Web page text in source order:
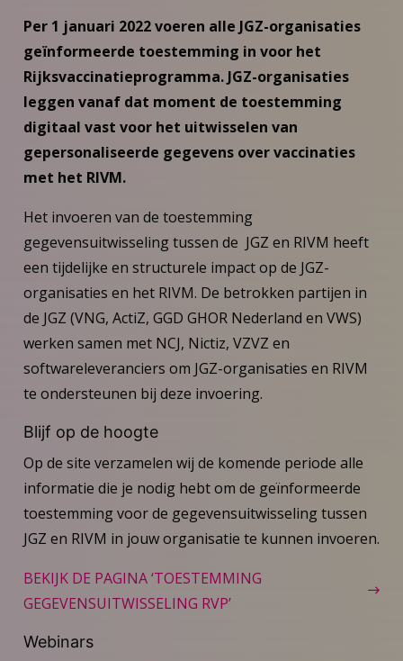
Per 1 januari 2022 voeren alle JGZ-organisaties
geïnformeerde toestemming in voor het
Rijksvaccinatieprogramma. JGZ-organisaties
leggen vanaf dat moment de toestemming
digitaal vast voor het uitwisselen van
gepersonaliseerde gegevens over vaccinaties
met het RIVM.
Het invoeren van de toestemming
gegevensuitwisseling tussen de JGZ en RIVM heeft
een tijdelijke en structurele impact op de JGZ-
organisaties en het RIVM. De betrokken partijen in
de JGZ (VNG, ActiZ, GGD GHOR Nederland en VWS)
werken samen met NCJ, Nictiz, VZVZ en
softwareleveranciers om JGZ-organisaties en RIVM
te ondersteunen bij deze invoering.
Blijf op de hoogte
Op de site verzamelen wij de komende periode alle
informatie die je nodig hebt om de geïnformeerde
toestemming voor de gegevensuitwisseling tussen
JGZ en RIVM in jouw organisatie te kunnen invoeren.
BEKIJK DE PAGINA ‘TOESTEMMING
GEGEVENSUITWISSELING RVP’
Webinars